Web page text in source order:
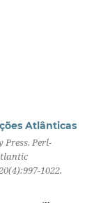
Atlânticas
Perl-
1022.